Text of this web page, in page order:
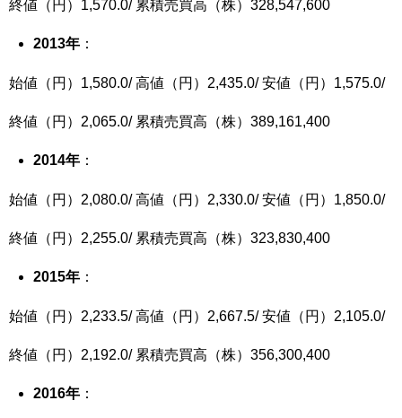
終値（円）1,570.0/ 累積売買高（株）328,547,600
2013年 ：
始値（円）1,580.0/ 高値（円）2,435.0/ 安値（円）1,575.0/
終値（円）2,065.0/ 累積売買高（株）389,161,400
2014年 ：
始値（円）2,080.0/ 高値（円）2,330.0/ 安値（円）1,850.0/
終値（円）2,255.0/ 累積売買高（株）323,830,400
2015年 ：
始値（円）2,233.5/ 高値（円）2,667.5/ 安値（円）2,105.0/
終値（円）2,192.0/ 累積売買高（株）356,300,400
2016年 ：